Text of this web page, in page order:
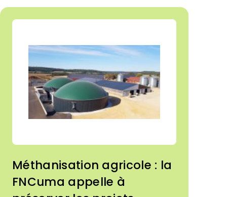
Méthanisation agricole : la
FNCuma appelle à